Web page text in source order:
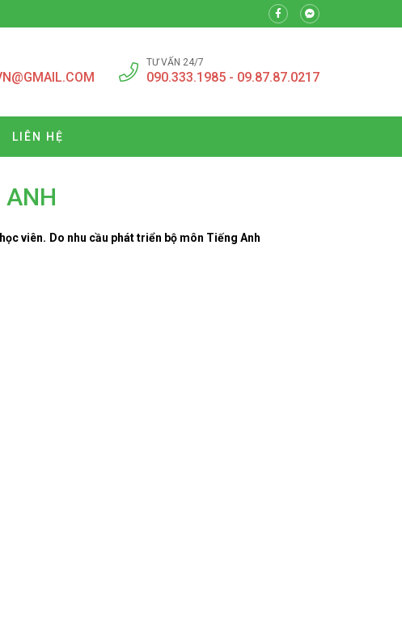
TƯ VẤN 24/7
090.333.1985 - 09.87.87.0217
LIÊN HỆ
ANH
viên. Do nhu cầu phát triển bộ môn Tiếng Anh